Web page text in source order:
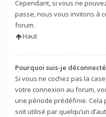
Cependant, si vous ne
passe, nous vous invitons à
forum.
Haut
Pourquoi suis-je
Si vous ne cochez pas la
votre connexion au forum,
une période prédéfinie. Cela
soit utilisé par quelqu’un